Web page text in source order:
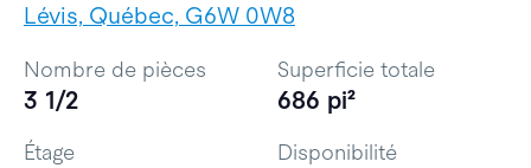
Lévis, Québec, G6W 0W8
Nombre de pièces
3 1/2
Superficie totale
686 pi²
Étage Disponibilité